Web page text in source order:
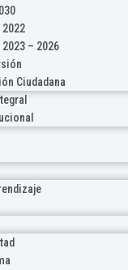
– 2026
Ciudadana